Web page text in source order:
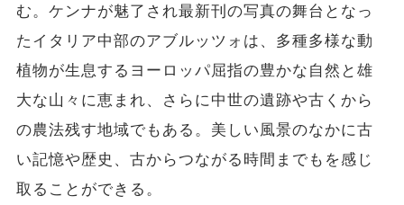
む。ケンナが魅了され最新刊の写真の舞台となっ
たイタリア中部のアブルッツォは、多種多様な動
植物が生息するヨーロッパ屈指の豊かな自然と雄
大な山々に恵まれ、さらに中世の遺跡や古くから
の農法残す地域でもある。美しい風景のなかに古
い記憶や歴史、古からつながる時間までもを感じ
取ることができる。